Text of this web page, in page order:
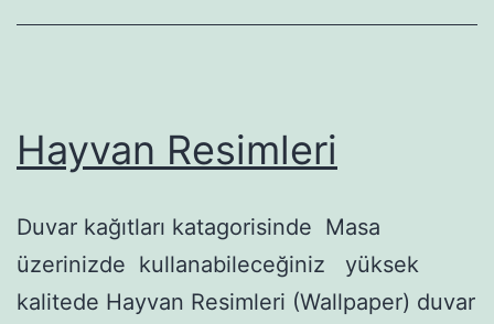
Hayvan Resimleri
Duvar kağıtları katagorisinde Masa
üzerinizde kullanabileceğiniz yüksek
kalitede Hayvan Resimleri (Wallpaper) duvar